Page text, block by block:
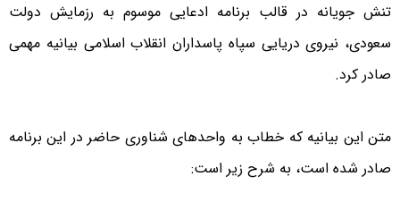
تنش جویانه در قالب برنامه ادعایی موسوم به رزمایش دولت
سعودی، نیروی دریایی سپاه پاسداران انقلاب اسلامی بیانیه مهمی
صادر کرد.
متن این بیانیه که خطاب به واحدهای شناوری حاضر در این برنامه
صادر شده است، به شرح زیر است: